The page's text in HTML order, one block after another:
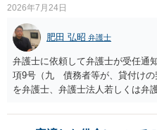
2026年7月24日
肥田 弘昭 弁護士
弁護士に依頼して弁護士が受任通
項9号（九 債務者等が、貸付けの
を弁護士、弁護士法人若しくは弁
等」という。）に委託し、又はそ